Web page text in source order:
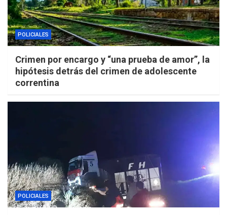
POLICIALES
Crimen por encargo y “una prueba de amor”, la
hipótesis detrás del crimen de adolescente
correntina
POLICIALES